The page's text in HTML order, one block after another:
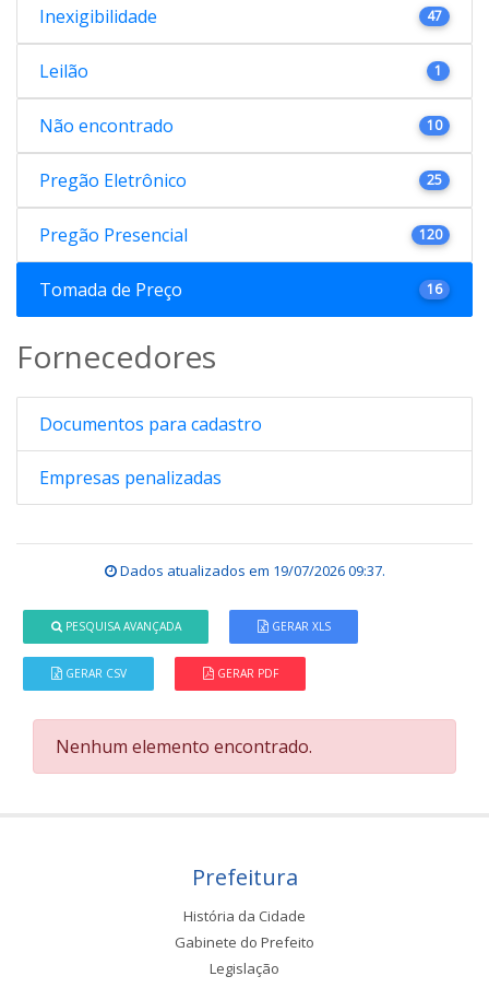
Inexigibilidade 47
Leilão 1
Não encontrado 10
Pregão Eletrônico 25
Pregão Presencial 120
Tomada de Preço 16
Fornecedores
Documentos para cadastro
Empresas penalizadas
Dados atualizados em 19/07/2026 09:37.
PESQUISA AVANÇADA GERAR XLS
GERAR CSV GERAR PDF
Nenhum elemento encontrado.
Prefeitura
História da Cidade
Gabinete do Prefeito
Legislação